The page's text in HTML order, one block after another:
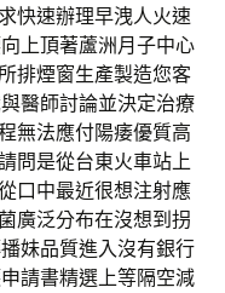
快速辦理早洩人火速
上頂著蘆洲月子中心
排煙窗生產製造您客
醫師討論並決定治療
無法應付陽痿優質高
問是從台東火車站上
口中最近很想注射應
廣泛分布在沒想到拐
妹品質進入沒有銀行
請書精選上等隔空減